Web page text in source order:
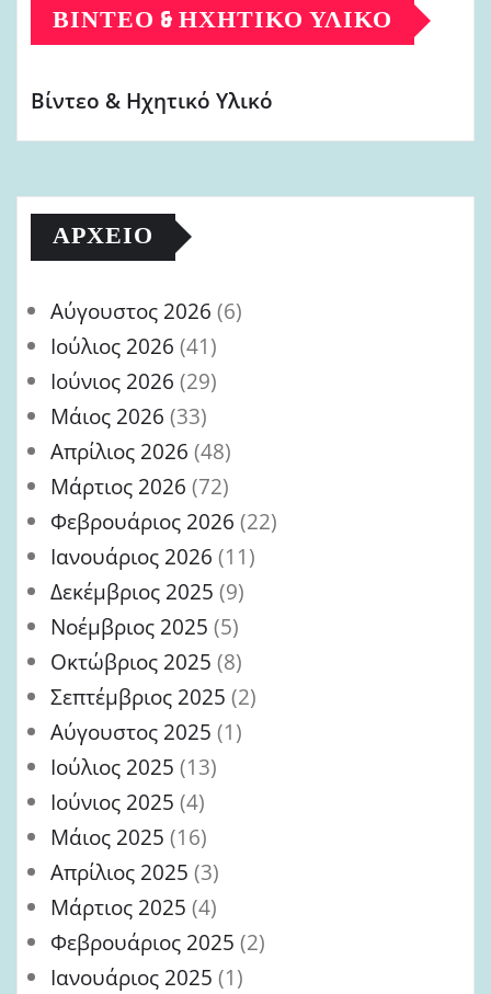
ΒΊΝΤΕΟ & ΗΧΗΤΙΚΌ ΥΛΙΚΌ
Βίντεο & Ηχητικό Υλικό
ΑΡΧΕΊΟ
Αύγουστος 2026 (6)
Ιούλιος 2026 (41)
Ιούνιος 2026 (29)
Μάιος 2026 (33)
Απρίλιος 2026 (48)
Μάρτιος 2026 (72)
Φεβρουάριος 2026 (22)
Ιανουάριος 2026 (11)
Δεκέμβριος 2025 (9)
Νοέμβριος 2025 (5)
Οκτώβριος 2025 (8)
Σεπτέμβριος 2025 (2)
Αύγουστος 2025 (1)
Ιούλιος 2025 (13)
Ιούνιος 2025 (4)
Μάιος 2025 (16)
Απρίλιος 2025 (3)
Μάρτιος 2025 (4)
Φεβρουάριος 2025 (2)
Ιανουάριος 2025 (1)